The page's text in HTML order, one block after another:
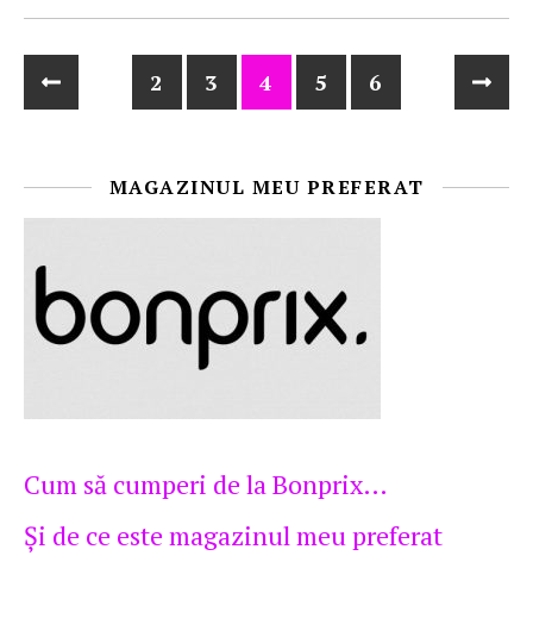
2 3 4 5 6
MAGAZINUL MEU PREFERAT
Cum să cumperi de la Bonprix…
Şi de ce este magazinul meu preferat